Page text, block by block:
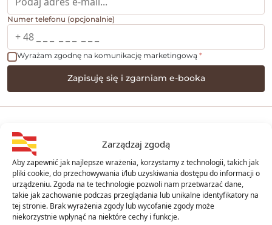
Zarządzaj zgodą
Aby zapewnić jak najlepsze wrażenia, korzystamy z technologii, takich jak
pliki cookie, do przechowywania i/lub uzyskiwania dostępu do informacji o
urządzeniu. Zgoda na te technologie pozwoli nam przetwarzać dane,
takie jak zachowanie podczas przeglądania lub unikalne identyfikatory na
tej stronie. Brak wyrażenia zgody lub wycofanie zgody może
niekorzystnie wpłynąć na niektóre cechy i funkcje.
Numer telefonu (opcjonalnie)
Wyrażam zgodnę na komunikację marketingową *
Kontakt